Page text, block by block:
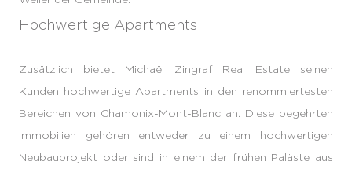
Hochwertige Apartments
Zusätzlich bietet Michaël Zingraf Real Estate seinen
Kunden hochwertige Apartments in den renommiertesten
Bereichen von Chamonix-Mont-Blanc an. Diese begehrten
Immobilien gehören entweder zu einem hochwertigen
Neubauprojekt oder sind in einem der frühen Paläste aus